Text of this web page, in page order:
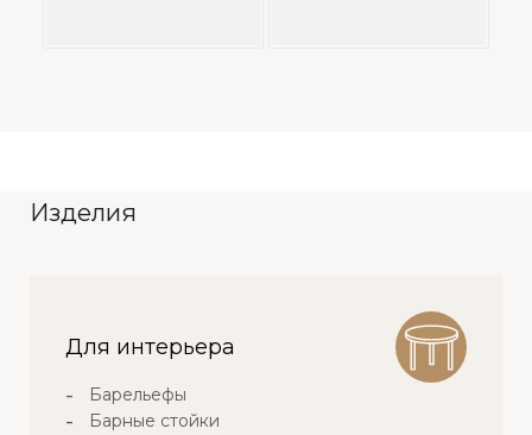
Изделия
Для интерьера
Барельефы
Барные стойки